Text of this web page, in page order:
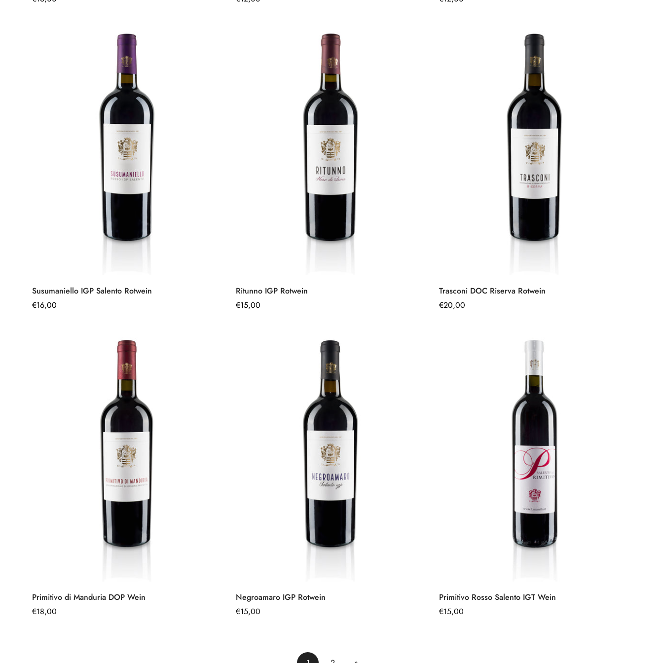
Schnell hinzufügen
Susumaniello IGP Salento Rotwein
Regulärer
€16,00
Schnell hinzufügen
Ritunno IGP Rotwein
Regulärer
€15,00
Schnell hinzufügen
Trasconi DOC Riserva Rotwein
Regulärer
€20,00
Schnell hinzufügen
Primitivo di Manduria DOP Wein
Regulärer
€18,00
Schnell hinzufügen
Negroamaro IGP Rotwein
Regulärer
€15,00
Schnell hinzufügen
Primitivo Rosso Salento IGT Wein
Regulärer
€15,00